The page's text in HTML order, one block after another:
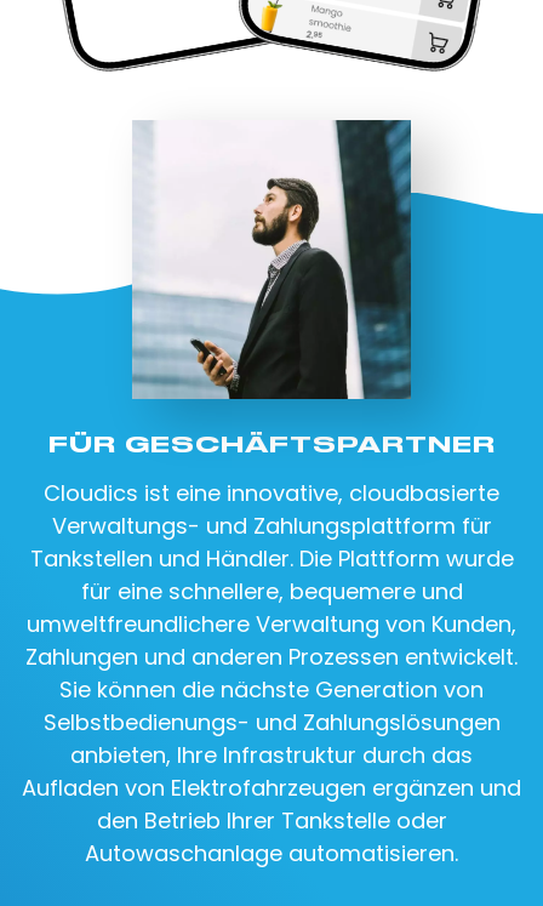
FÜR GESCHÄFTSPARTNER
Cloudics ist eine innovative, cloudbasierte
Verwaltungs- und Zahlungsplattform für
Tankstellen und Händler. Die Plattform wurde
für eine schnellere, bequemere und
umweltfreundlichere Verwaltung von Kunden,
Zahlungen und anderen Prozessen entwickelt.
Sie können die nächste Generation von
Selbstbedienungs- und Zahlungslösungen
anbieten, Ihre Infrastruktur durch das
Aufladen von Elektrofahrzeugen ergänzen und
den Betrieb Ihrer Tankstelle oder
Autowaschanlage automatisieren.